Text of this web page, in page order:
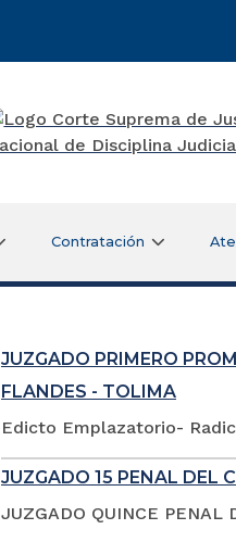
Contratación
JUZGADO PRIMERO
FLANDES - TOLIMA
Edicto Emplazatorio-
JUZGADO 15 PENAL DEL
JUZGADO QUINCE PENAL